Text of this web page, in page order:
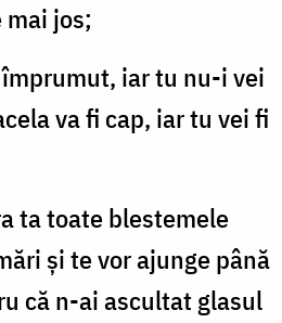
mai jos;
iar tu nu-i vei
va fi cap, iar tu vei fi
ta toate blestemele
şi te vor ajunge până
că n-ai ascultat glasul